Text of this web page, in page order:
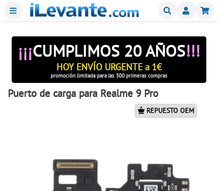
Menu Buscar
¡¡¡CUMPLIMOS 20 AÑOS!!!
HOY ENVÍO URGENTE a 1€
promoción limitada para las 300 primeras compras
Puerto de carga para Realme 9 Pro
REPUESTO OEM